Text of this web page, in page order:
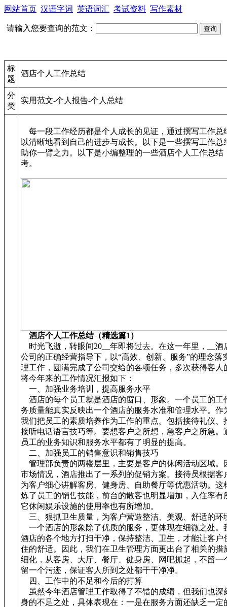
网站首页 汉语字词 英语词汇 考试资料 写作素材
请输入您要查询的范文：
标
题
酒店个人工作总结
分
类
实用范文-个人报告-个人总结
每一段工作经历都是个人成长的见证，通过撰写工作总
以清晰地看到自己的进步与成长。以下是一些撰写工作总
助你一臂之力。以下是小编整理的一些酒店个人工作总结
考。
酒店个人工作总结（精选篇1）
时光飞逝，转眼间20__年即将过去。在这一年里，__酒
公司的正确经营指导下，以“高效、创新、服务”的理念落
理工作，圆满完成了公司交给的各项任务，多次获得客人
将今年来的工作情况汇报如下：
一、加强业务培训，提高服务水平
酒店的每个员工就是酒店的窗口、形象。一个员工的工
务质量能真实反映出一个酒店的服务水准和管理水平。作
我们把员工的素质培养作为工作的重点。包括接待礼仪、
接听电话语言技巧等。要想客户之所想，急客户之所急。
员工的业务知识和服务水平都有了明显的提高。
二、加强员工的销售意识和销售技巧
管理部负责的两楼层里，主要是客户的休闲活动区域。
市场情况，酒店推出了一系列的促销方案。接待员根据客
为客户细心讲解客房、健身房、自助餐厅等优惠活动。这
炼了员工的销售技能，前台的散客也明显增加，入住率有
它休闲娱乐设施的使用率也有所增加。
三、狠抓卫生质量，为客户营造整洁、美观、舒适的环
一个酒店的形象除了优质的服务，更体现在细微之处。
酒店的各个地方打扫干净，保持整洁、卫生，才能让客户
住的舒适。因此，我们在卫生管理方面更出台了相关的措
细化，从客房、大厅、餐厅、健身房、网吧抓起，不留一
留一个污迹，保证客人所到之处都干干净净。
四、工作中的不足和今后的打算
虽然今年酒店管理工作取得了不错的成绩，但我们也深
身的不足之处，具体表现在：一是在服务方面还缺乏一定